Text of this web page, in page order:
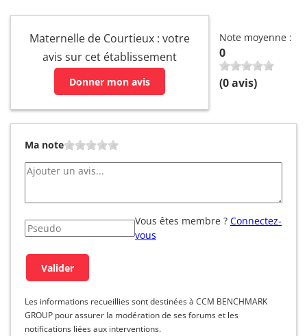
Maternelle de Courtieux : votre
avis sur cet établissement
Donner mon avis
Note moyenne :
0
(0avis)
Ma note
Vous êtes membre ? Connectez-
vous
Les informations recueillies sont destinées à CCM BENCHMARK
GROUP pour assurer la modération de ses forums et les
notifications liées aux interventions.